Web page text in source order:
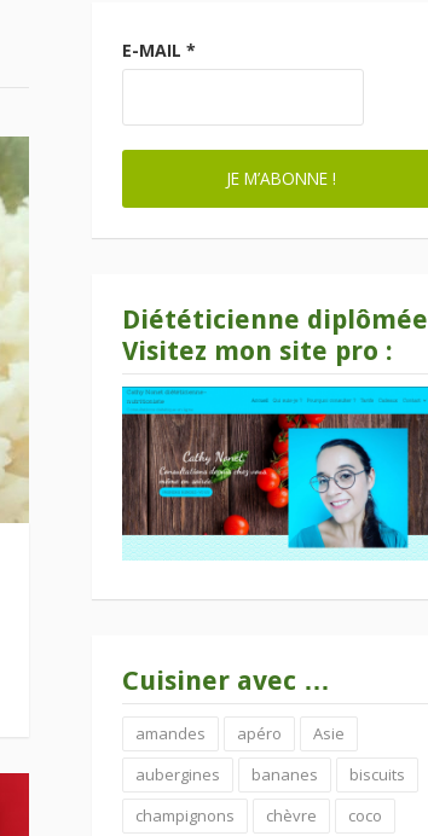
E-MAIL *
Diététicienne diplômée
Visitez mon site pro :
Cuisiner avec …
amandes apéro
Asie
aubergines
bananes
biscuits
champignons
chèvre
coco